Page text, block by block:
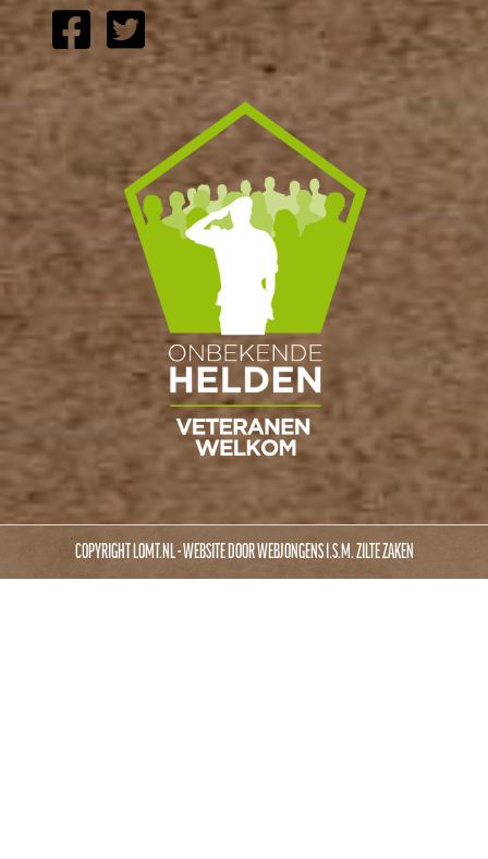
COPYRIGHT LOMT.NL - WEBSITE DOORWEBJONGENSI.S.M.ZILTE ZAKEN